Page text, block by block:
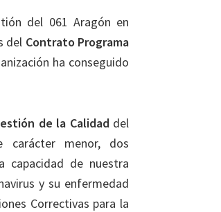
del 061 Aragón en
del Contrato Programa
ha conseguido
de la Calidaddel
carácter menor, dos
capacidad de nuestra
y su enfermedad
Correctivas para la